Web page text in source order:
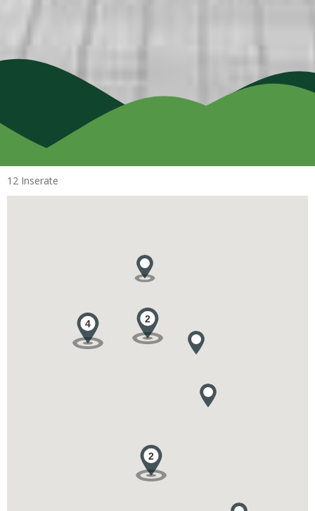
12 Inserate
4 2
2